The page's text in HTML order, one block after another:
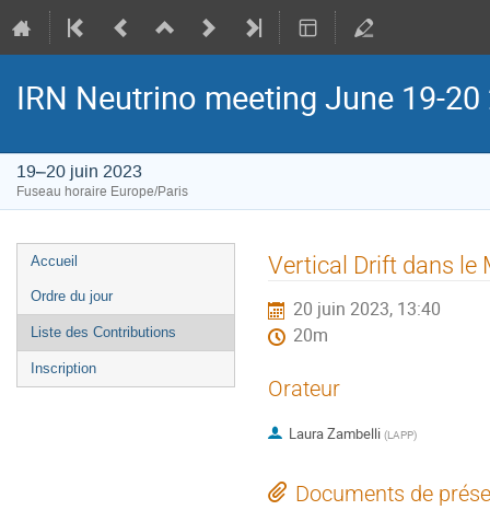
IRN Neutrino meeting June 19-20
19–20 juin 2023
Fuseau horaire Europe/Paris
Menu
de
l'événement
Accueil
Ordre du jour
Liste des Contributions
Inscription
Vertical Drift dans le
20 juin 2023, 13:40
20m
Orateur
Laura Zambelli (LAPP)
Documents de